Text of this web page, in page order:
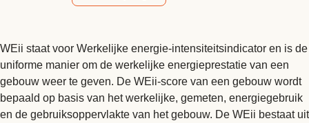
WEii staat voor Werkelijke energie-intensiteitsindicator en is de
uniforme manier om de werkelijke energieprestatie van een
gebouw weer te geven. De WEii-score van een gebouw wordt
bepaald op basis van het werkelijke, gemeten, energiegebruik
en de gebruiksoppervlakte van het gebouw. De WEii bestaat uit